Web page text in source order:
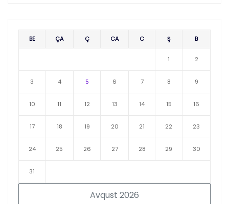
Avqust 2026
BE ÇA Ç CA C Ş B
1 2
3 4 5 6 7 8 9
10 11 12 13 14 15 16
17 18 19 20 21 22 23
24 25 26 27 28 29 30
31